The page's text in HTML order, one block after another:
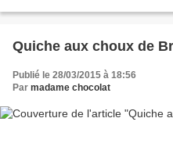
Quiche aux choux de
Publié le 28/03/2015 à 18:56
Par madame chocolat